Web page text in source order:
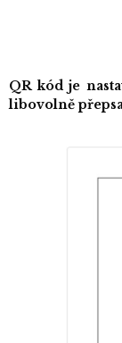
QR kód je
libovolně